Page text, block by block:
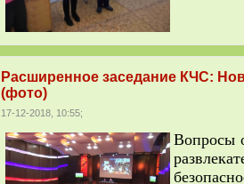
Расширенное заседание КЧС:
(фото)
17-12-2018, 10:55;
Вопросы